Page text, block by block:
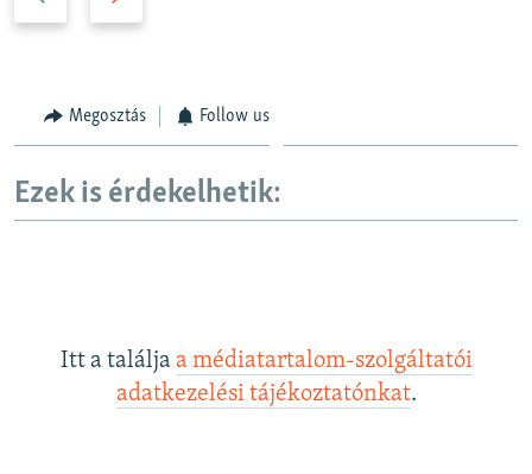
s
s
l
d
e
Megosztás Follow us
Ezek is érdekelhetik:
Itt a találja a médiatartalom-szolgáltatói
adatkezelési tájékoztatónkat.